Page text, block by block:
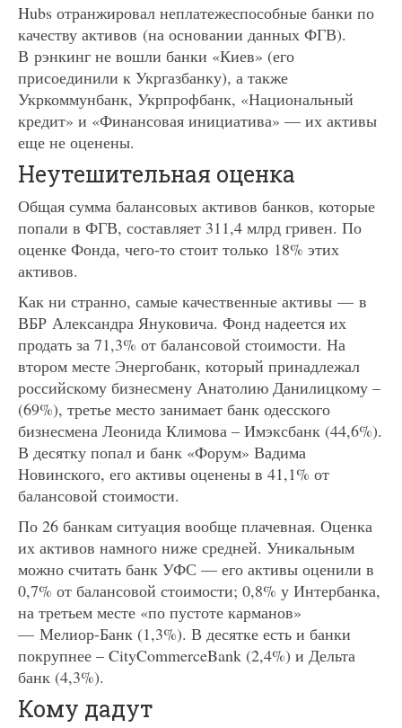
Hubs отранжировал неплатежеспособные банки по
качеству активов (на основании данных ФГВ).
В рэнкинг не вошли банки «Киев» (его
присоединили к Укргазбанку), а также
Укркоммунбанк, Укрпрофбанк, «Национальный
кредит» и «Финансовая инициатива» — их активы
еще не оценены.
Неутешительная оценка
Общая сумма балансовых активов банков, которые
попали в ФГВ, составляет 311,4 млрд гривен. По
оценке Фонда, чего-то стоит только 18% этих
активов.
Как ни странно, самые качественные активы — в
ВБР Александра Януковича. Фонд надеется их
продать за 71,3% от балансовой стоимости. На
втором месте Энергобанк, который принадлежал
российскому бизнесмену Анатолию Данилицкому –
(69%), третье место занимает банк одесского
бизнесмена Леонида Климова – Имэксбанк (44,6%).
В десятку попал и банк «Форум» Вадима
Новинского, его активы оценены в 41,1% от
балансовой стоимости.
По 26 банкам ситуация вообще плачевная. Оценка
их активов намного ниже средней. Уникальным
можно считать банк УФС — его активы оценили в
0,7% от балансовой стоимости; 0,8% у Интербанка,
на третьем месте «по пустоте карманов»
— Мелиор-Банк (1,3%). В десятке есть и банки
покрупнее – CityCommerceBank (2,4%) и Дельта
банк (4,3%).
Кому дадут